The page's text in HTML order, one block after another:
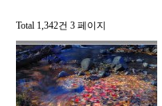
Total 1,342건 3 페이지